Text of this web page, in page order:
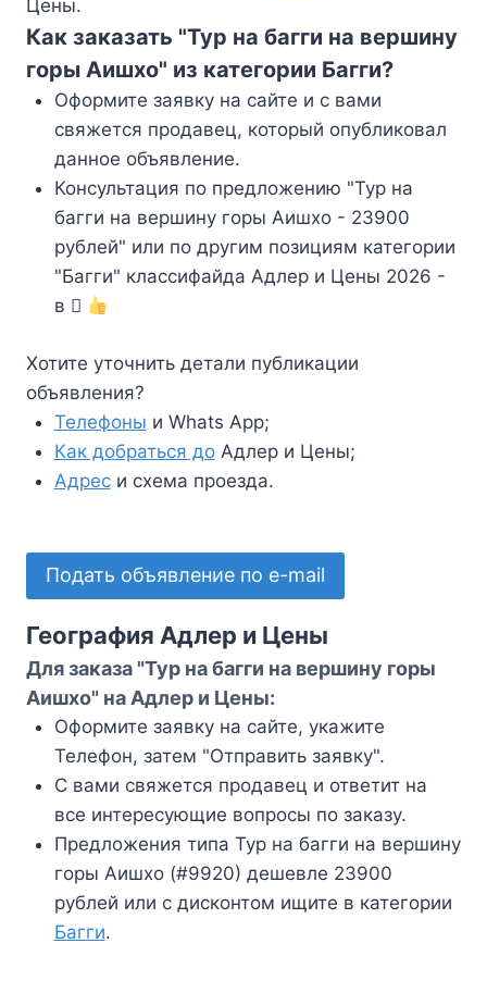
Цены.
Как заказать "Тур на багги на вершину
горы Аишхо" из категории Багги?
Оформите заявку на сайте и с вами
свяжется продавец, который опубликовал
данное объявление.
Консультация по предложению "Тур на
багги на вершину горы Аишхо - 23900
рублей" или по другим позициям категории
"Багги" классифайда Адлер и Цены 2026 -
в
Хотите уточнить детали публикации
объявления?
Телефоны и Whats App;
Как добраться доАдлер и Цены;
Адреси схема проезда.
Подать объявление по e-mail
География Адлер и Цены
Для заказа "Тур на багги на вершину горы
Аишхо" на Адлер и Цены:
Оформите заявку на сайте, укажите
Телефон, затем "Отправить заявку".
С вами свяжется продавец и ответит на
все интересующие вопросы по заказу.
Предложения типа Тур на багги на вершину
горы Аишхо (#9920) дешевле 23900
рублей или с дисконтом ищите в категории
Багги.